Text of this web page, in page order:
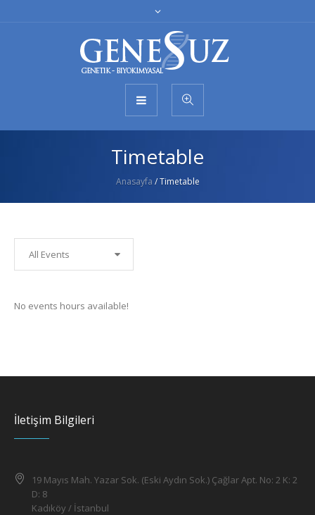
Timetable
Anasayfa /Timetable
All Events
No events hours available!
İletişim Bilgileri
19 Mayıs Mah. Yazar Sok. (Eski Aydın Sok.) Çağlar Apt. No: 2 K: 2
D: 8
Kadıköy / İstanbul